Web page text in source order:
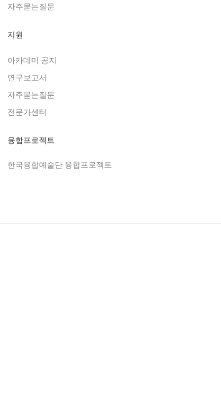
자주묻는질문
지원
아카데미 공지
연구보고서
자주묻는질문
전문가센터
융합프로젝트
한국융합예술단 융합프로젝트